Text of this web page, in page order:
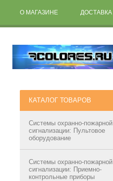
О МАГАЗИНЕ ДОСТАВКА
КАТАЛОГ ТОВАРОВ
Системы охранно-пожарной
сигнализации: Пультовое
оборудование
Системы охранно-пожарной
сигнализации: Приемно-
контрольные приборы